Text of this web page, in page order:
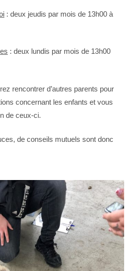
: deux jeudis par mois de 13h00 à
: deux lundis par mois de 13h00
rencontrer d’autres parents pour
concernant les enfants et vous
de ceux-ci.
de conseils mutuels sont donc